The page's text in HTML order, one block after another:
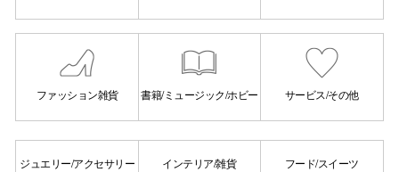
ファッション雑貨 書籍/ミュージック/ホビー サービス/その他
ジュエリー/アクセサリー インテリア/雑貨 フード/スイーツ